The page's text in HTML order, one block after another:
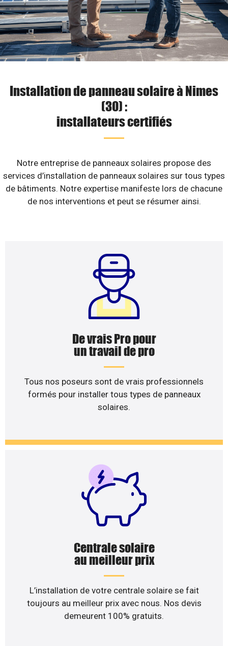
Installation de panneau solaire à Nimes
(30) :
installateurs certifiés
Notre entreprise de panneaux solaires propose des
services d’installation de panneaux solaires sur tous types
de bâtiments. Notre expertise manifeste lors de chacune
de nos interventions et peut se résumer ainsi.
De vrais Pro pour
un travail de pro
Tous nos poseurs sont de vrais professionnels
formés pour installer tous types de panneaux
solaires.
Centrale solaire
au meilleur prix
L’installation de votre centrale solaire se fait
toujours au meilleur prix avec nous. Nos devis
demeurent 100% gratuits.